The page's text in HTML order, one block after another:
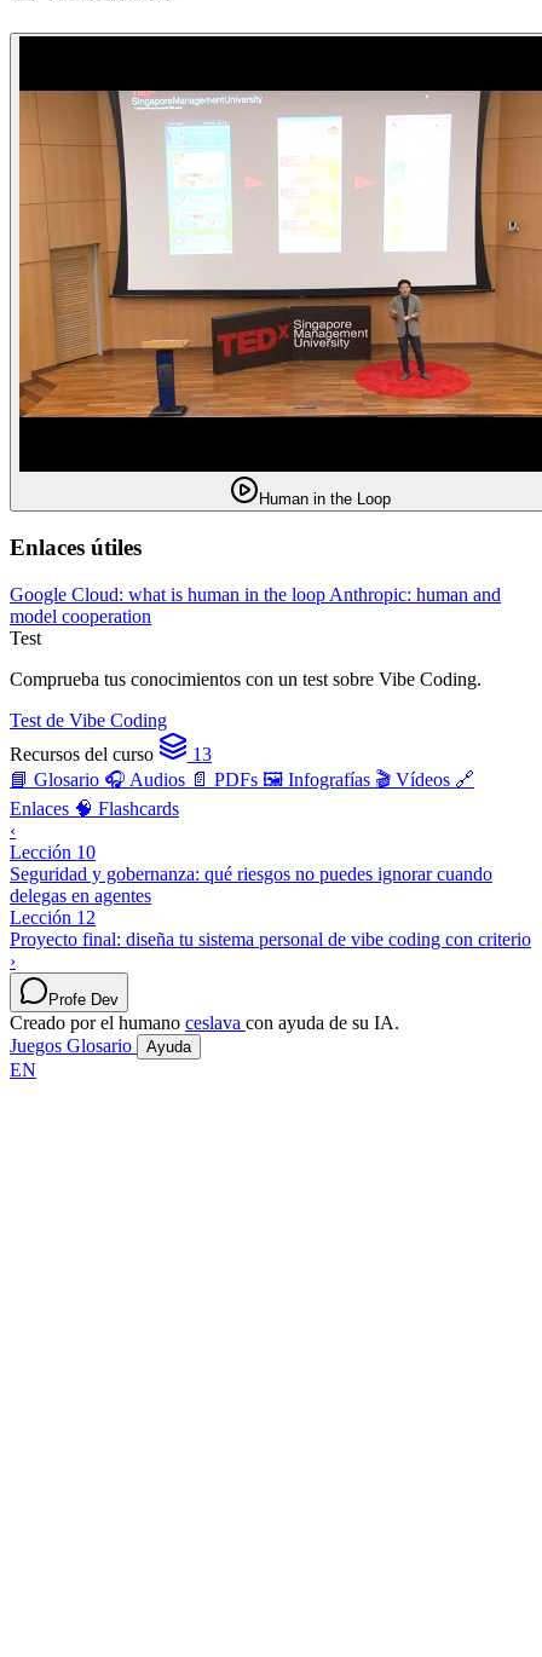
Human in the Loop
Enlaces útiles
Google Cloud: what is human in the loop Anthropic: human and
model cooperation
Test
Comprueba tus conocimientos con un test sobre Vibe Coding.
Test de Vibe Coding
Recursos del curso
13
📘 Glosario 🎧 Audios 📄 PDFs 🖼️ Infografías 🎬 Vídeos 🔗
Enlaces 🧠 Flashcards
‹
Lección 10
Seguridad y gobernanza: qué riesgos no puedes ignorar cuando
delegas en agentes
Lección 12
Proyecto final: diseña tu sistema personal de vibe coding con criterio
›
Profe Dev
Creado por el humano ceslava con ayuda de su IA.
Juegos Glosario Ayuda
EN